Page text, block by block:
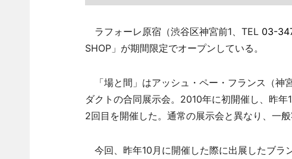
ラフォーレ原宿（渋谷区神宮前1、TEL 03-
SHOP」が期間限定でオープンしている。
「場と間」はアッシュ・ペー・フランス（神
ダクトの合同展示会。2010年に初開催し、昨
2回目を開催した。通常の展示会と異なり、一
今回、昨年10月に開催した際に出展したブラ